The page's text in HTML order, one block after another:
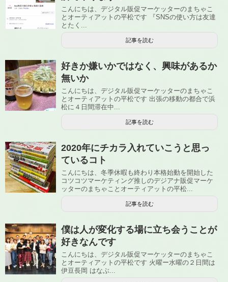
こんにちは、デジタル販促マーケッターのまちゃこ
とオーティアットの平松です 『SNSの使い方は友達
とたく...
記事を読む
好きか嫌いかではなく、興味があるか
無いか
こんにちは、デジタル販促マーケッターのまちゃこ
とオーティアットの平松です 出張の移動の都合で浜
松に４日間滞在中...
記事を読む
2020年にチカラ入れていこうと思っ
ているコト
こんにちは、冬季休暇も終わり本格始動を開始した
コツコツマーケティング推しのデジアナ販促マーケ
ッターのまちゃことオーティアットの平松...
記事を読む
僕は人が変化する場に立ち会うことが
好きなんです
こんにちは、デジタル販促マーケッターのまちゃこ
とオーティアットの平松です 火曜ー水曜の２日間は
伊豆長岡 はなぶ...